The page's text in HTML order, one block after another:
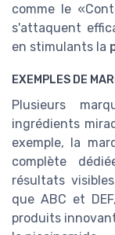
comme le
s'attaquent
en stimulants la
EXEMPLES DE
Plusieurs
ingrédients
exemple, la
complète
résultats
que ABC et
produits